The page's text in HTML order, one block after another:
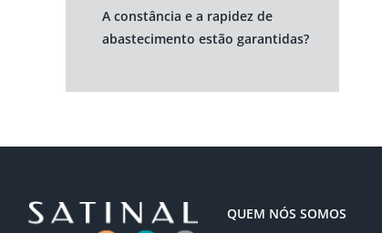
A constância e a rapidez de
abastecimento estão garantidas?
QUEM NÓS SOMOS